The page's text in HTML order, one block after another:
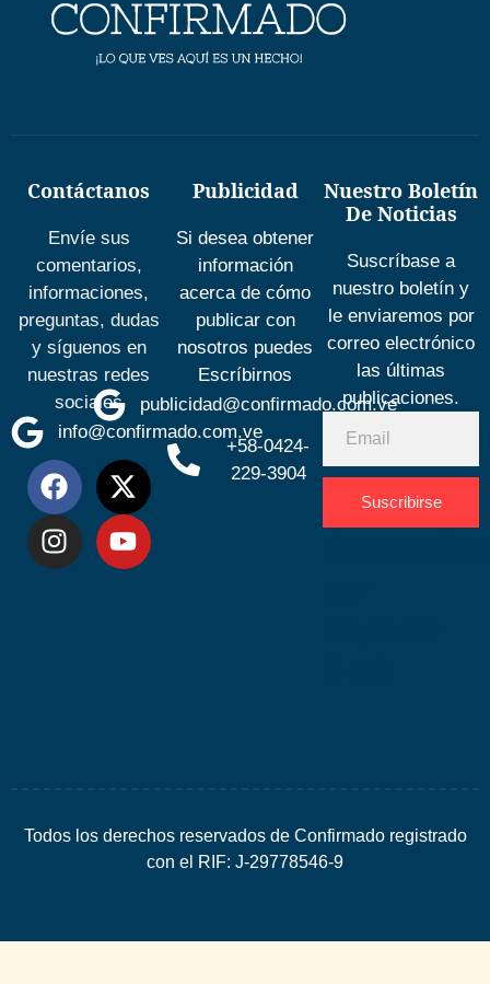
Contáctanos
Envíe sus
comentarios,
informaciones,
preguntas, dudas
y síguenos en
nuestras redes
sociales
info@confirmado.com.ve
Publicidad
Si desea obtener
información
acerca de cómo
publicar con
nosotros puedes
Escríbirnos
publicidad@confirmado.com.ve
+58-0424-
229-3904
Nuestro Boletín
De Noticias
Suscríbase a
nuestro boletín y
le enviaremos por
correo electrónico
las últimas
publicaciones.
Suscribirse
Todos los derechos reservados de Confirmado registrado
con el RIF: J-29778546-9